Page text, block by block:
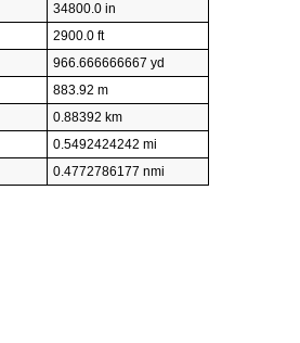
34800.0 in
2900.0 ft
966.666666667 yd
883.92 m
0.88392 km
0.5492424242 mi
0.4772786177 nmi